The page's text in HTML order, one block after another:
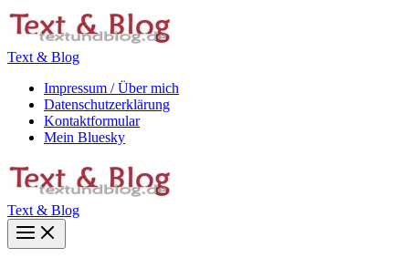
Zum
Inhalt
Text & Blog
Impressum / Über mich
Datenschutzerklärung
Kontaktformular
Mein Bluesky
Text & Blog
Main
Menu